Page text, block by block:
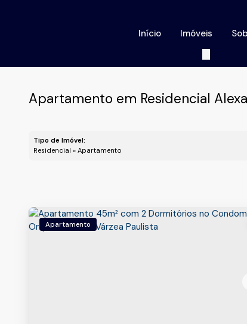
Imóveis
Início
Apartamento em Residencial
Tipo de Imóvel:
Residencial » Apartamento
Apartamento